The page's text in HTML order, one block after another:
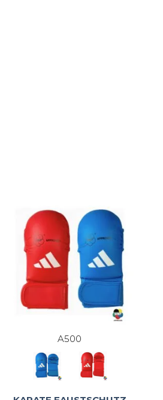
A500